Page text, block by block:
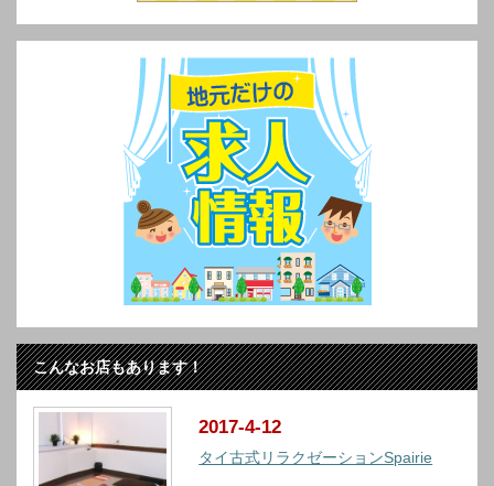
こんなお店もあります！
2017-4-12
タイ古式リラクゼーションSpairie